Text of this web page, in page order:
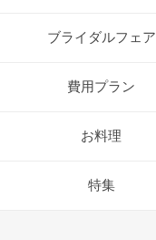
ブライダルフェア
費用プラン
お料理
特集